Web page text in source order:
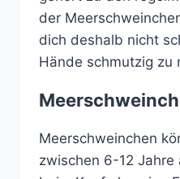
der
dich deshalb nicht
Hände schmutzig zu
Meerschweinchen
zwischen 6-12